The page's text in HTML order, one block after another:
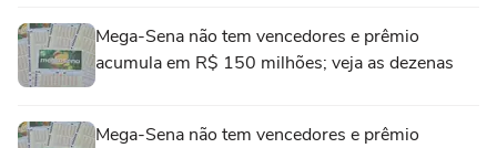
Mega-Sena não tem vencedores e prêmio
acumula em R$ 150 milhões; veja as dezenas
Mega-Sena não tem vencedores e prêmio